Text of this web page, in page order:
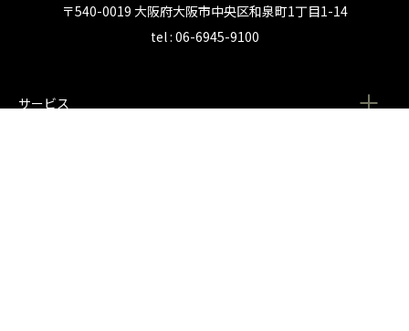
〒540-0019 大阪府大阪市中央区和泉町1丁目1-14
tel : 06-6945-9100
サービス